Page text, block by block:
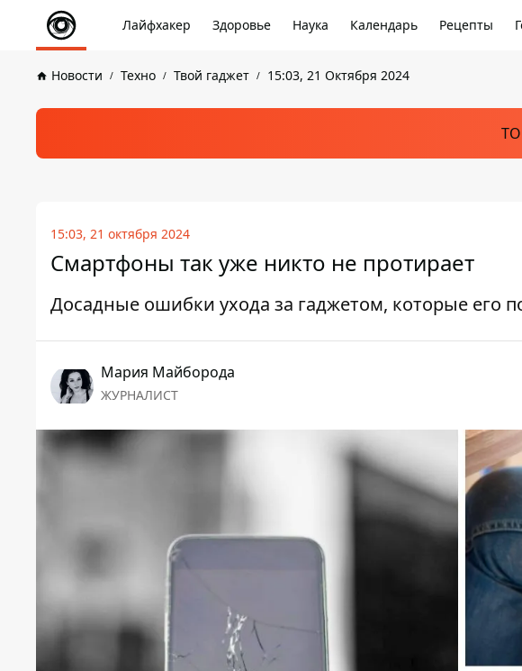
Лайфхакер Здоровье Наука Календарь Рецепты
Новости Техно Твой гаджет 15:03, 21 Октября 2024
15:03, 21 октября 2024
Смартфоны так уже никто не протирает
Досадные ошибки ухода за гаджетом, которые его
Мария Майборода
ЖУРНАЛИСТ